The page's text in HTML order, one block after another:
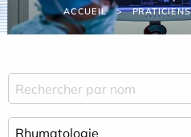
ACCUEIL PRATICIENS